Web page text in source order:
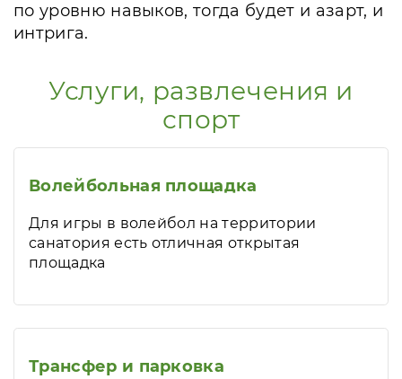
по уровню навыков, тогда будет и азарт, и
интрига.
Услуги, развлечения и
спорт
Волейбольная площадка
Для игры в волейбол на территории
санатория есть отличная открытая
площадка
Трансфер и парковка